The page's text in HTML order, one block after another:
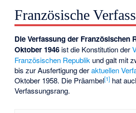
Französische
Die Verfassung der Französischen
Oktober 1946 ist die Konstitution der
Französischen Republik und galt mit
bis zur Ausfertigung deraktuellen
Oktober 1958. Die Präambel[1] hat
Verfassungsrang.